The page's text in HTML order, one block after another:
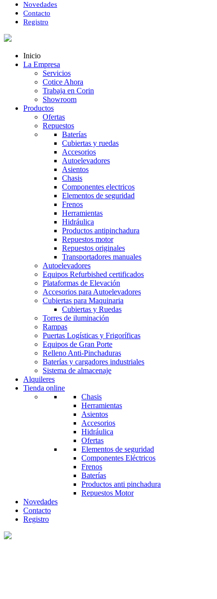
Novedades
Contacto
Registro
Inicio
La Empresa
Servicios
Cotice Ahora
Trabaja en Corin
Showroom
Productos
Ofertas
Repuestos
Baterías
Cubiertas y ruedas
Accesorios
Autoelevadores
Asientos
Chasis
Componentes electricos
Elementos de seguridad
Frenos
Herramientas
Hidráulica
Productos antipinchadura
Repuestos motor
Repuestos originales
Transportadores manuales
Autoelevadores
Equipos Refurbished certificados
Plataformas de Elevación
Accesorios para Autoelevadores
Cubiertas para Maquinaria
Cubiertas y Ruedas
Torres de iluminación
Rampas
Puertas Logísticas y Frigoríficas
Equipos de Gran Porte
Relleno Anti-Pinchaduras
Baterías y cargadores industriales
Sistema de almacenaje
Alquileres
Tienda online
Chasis
Herramientas
Asientos
Accesorios
Hidráulica
Ofertas
Elementos de seguridad
Componentes Eléctricos
Frenos
Baterías
Productos anti pinchadura
Repuestos Motor
Novedades
Contacto
Registro